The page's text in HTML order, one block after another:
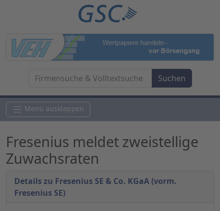
Menü ausklappen
Fresenius meldet zweistellige
Zuwachsraten
Details zu Fresenius SE & Co. KGaA (vorm.
Fresenius SE)